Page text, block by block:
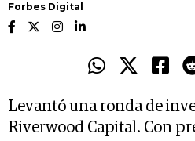
Forbes Digital
Levantó una ronda de
Riverwood Capital. Con